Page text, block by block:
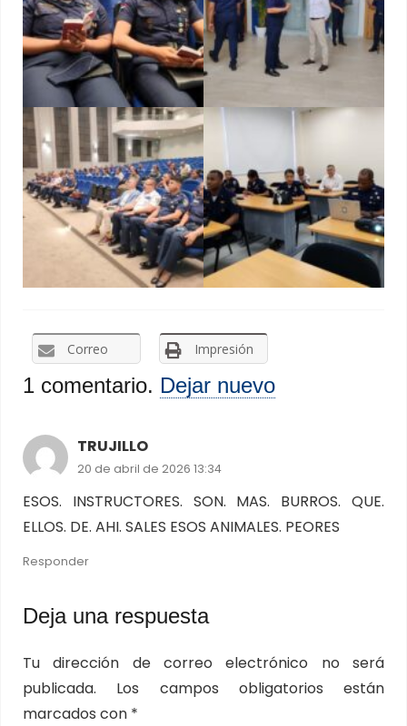
Correo Impresión
1 comentario. Dejar nuevo
TRUJILLO
20 de abril de 2026 13:34
ESOS. INSTRUCTORES. SON. MAS. BURROS. QUE.
ELLOS. DE. AHI. SALES ESOS ANIMALES. PEORES
Responder
Deja una respuesta
Tu dirección de correo electrónico no será
publicada.
Los campos obligatorios están
marcados con *